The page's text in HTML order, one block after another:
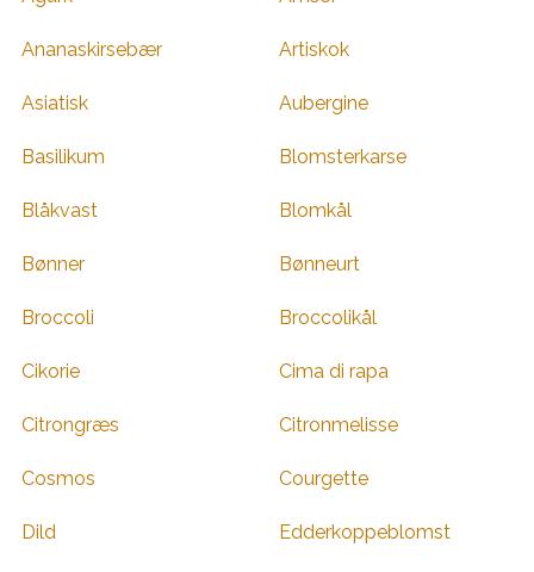
Ananaskirsebær Artiskok
Asiatisk Aubergine
Basilikum Blomsterkarse
Blåkvast Blomkål
Bønner Bønneurt
Broccoli Broccolikål
Cikorie Cima di rapa
Citrongræs Citronmelisse
Cosmos Courgette
Dild Edderkoppeblomst